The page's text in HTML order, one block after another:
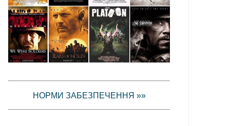
НОРМИ ЗАБЕЗПЕЧЕННЯ »»